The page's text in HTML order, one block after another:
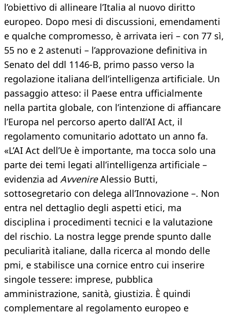
l’obiettivo di allineare l’Italia al nuovo diritto
europeo. Dopo mesi di discussioni, emendamenti
e qualche compromesso, è arrivata ieri – con 77 sì,
55 no e 2 astenuti – l’approvazione definitiva in
Senato del ddl 1146-B, primo passo verso la
regolazione italiana dell’intelligenza artificiale. Un
passaggio atteso: il Paese entra ufficialmente
nella partita globale, con l’intenzione di affiancare
l’Europa nel percorso aperto dall’AI Act, il
regolamento comunitario adottato un anno fa.
«L’AI Act dell’Ue è importante, ma tocca solo una
parte dei temi legati all’intelligenza artificiale –
evidenzia ad AvvenireAlessio Butti,
sottosegretario con delega all’Innovazione –. Non
entra nel dettaglio degli aspetti etici, ma
disciplina i procedimenti tecnici e la valutazione
del rischio. La nostra legge prende spunto dalle
peculiarità italiane, dalla ricerca al mondo delle
pmi, e stabilisce una cornice entro cui inserire
singole tessere: imprese, pubblica
amministrazione, sanità, giustizia. È quindi
complementare al regolamento europeo e